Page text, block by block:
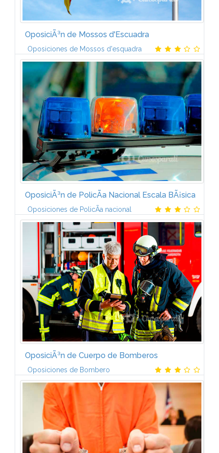
OposiciÃ³n de Mossos d'Escuadra
Oposiciones de Mossos d'esquadra
ÃMBITO INSTITUCIONAL UniÃ³n Europea El
ordenamiento jurÃ­dico del Estado La organizaciÃ³n
territorial del Estado Los derecho humanos y los
derechos...
OposiciÃ³n de PolicÃ­a Nacional Escala BÃ¡sica
Oposiciones de PolicÃ­a nacional
* El explorador de windows * El Derecho * La
ConstituciÃ³n EspaÃ±ola (I) * La ConstituciÃ³n
EspaÃ±ola (II) * La uniÃ³n europea * La organizaciÃ³n
y funcionamiento...
OposiciÃ³n de Cuerpo de Bomberos
Oposiciones de Bombero
La metodologÃ­a desarrollada para este curso te va a
proporcionar todos los conocimientos y habilidades
necesarias para poder superar las pruebas de
acceso.El curso dispone del...